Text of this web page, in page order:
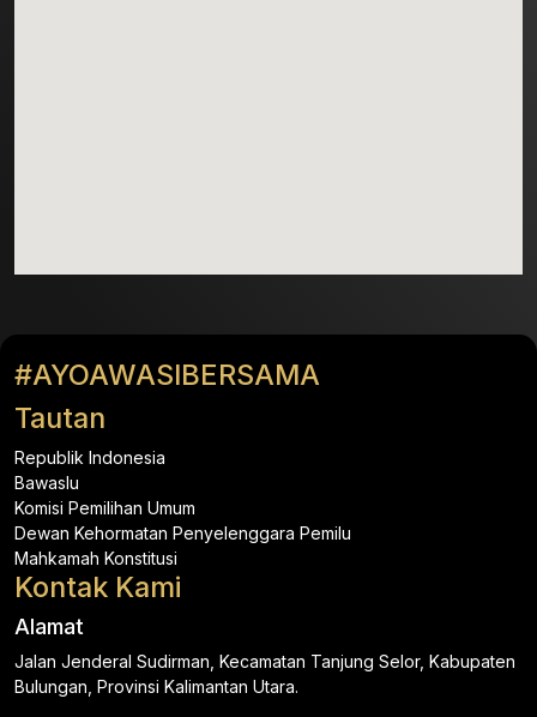
#AYOAWASIBERSAMA
Tautan
Republik Indonesia
Bawaslu
Komisi Pemilihan Umum
Dewan Kehormatan Penyelenggara Pemilu
Mahkamah Konstitusi
Kontak Kami
Alamat
Jalan Jenderal Sudirman, Kecamatan Tanjung Selor, Kabupaten
Bulungan, Provinsi Kalimantan Utara.